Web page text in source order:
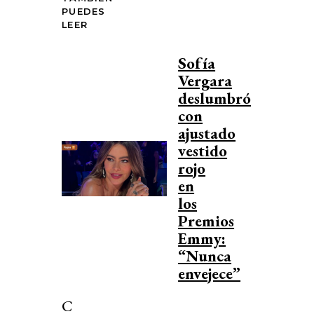
PUEDES
LEER
Sofía
Vergara
deslumbró
con
ajustado
vestido
rojo
en
los
Premios
Emmy:
“Nunca
envejece”
C